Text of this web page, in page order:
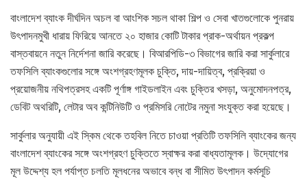
বাংলাদেশ ব্যাংক দীর্ঘদিন অচল বা আংশিক সচল থাকা শিল্প ও সেবা খাতগুলোকে পুনরায়
উৎপাদনমুখী ধারায় ফিরিয়ে আনতে ২০ হাজার কোটি টাকার প্রাক-অর্থায়ন প্রকল্প
বাস্তবায়নে নতুন নির্দেশনা জারি করেছে। বিআরপিডি-৩ বিভাগের জারি করা সার্কুলারে
তফসিলি ব্যাংকগুলোর সঙ্গে অংশগ্রহণমূলক চুক্তি, দায়-দায়িত্ব, প্রক্রিয়া ও
প্রয়োজনীয় নথিপত্রসহ একটি পূর্ণাঙ্গ গাইডলাইন এবং চুক্তির খসড়া, অনুমোদনপত্র,
ডেবিট অথরিটি, লেটার অব কন্টিনিউটি ও প্রমিসরি নোটের নমুনা সংযুক্ত করা হয়েছে।
সার্কুলার অনুযায়ী এই স্কিম থেকে তহবিল নিতে চাওয়া প্রতিটি তফসিলি ব্যাংকের জন্য
বাংলাদেশ ব্যাংকের সঙ্গে অংশগ্রহণ চুক্তিতে স্বাক্ষর করা বাধ্যতামূলক। উদ্যোগের
মূল উদ্দেশ্য হল পর্যাপ্ত চলতি মূলধনের অভাবে বন্ধ বা সীমিত উৎপাদন কর্মসূচি